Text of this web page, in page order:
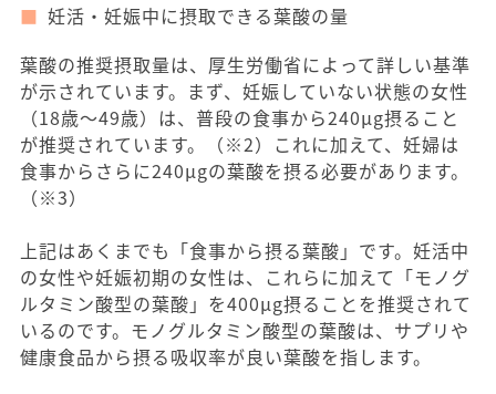
妊活・妊娠中に摂取できる葉酸の量
葉酸の推奨摂取量は、厚生労働省によって詳しい基準
が示されています。まず、妊娠していない状態の女性
（18歳〜49歳）は、普段の食事から240μg摂ること
が推奨されています。（※2）これに加えて、妊婦は
食事からさらに240μgの葉酸を摂る必要があります。
（※3）
上記はあくまでも「食事から摂る葉酸」です。妊活中
の女性や妊娠初期の女性は、これらに加えて「モノグ
ルタミン酸型の葉酸」を400μg摂ることを推奨されて
いるのです。モノグルタミン酸型の葉酸は、サプリや
健康食品から摂る吸収率が良い葉酸を指します。